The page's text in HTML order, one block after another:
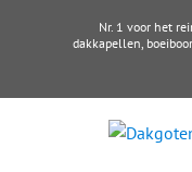
Nr. 1 voor het
dakkapellen,